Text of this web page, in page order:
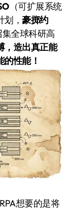
（可扩展系统
划，豪掷约
集全球科研高
，造出真正能
性能！
想要的是将